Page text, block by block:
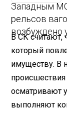
Западным
рельсов
возбуждено
В СК считают,
который
имуществу. В
осматривают
выполняют